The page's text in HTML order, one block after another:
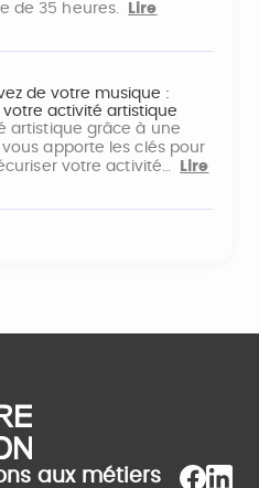
de 35 heures.
Lire
de votre musique :
activité artistique
artistique grâce à une
apporte les clés pour
votre activité…
Lire
aux métiers